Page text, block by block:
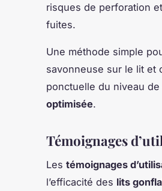
risques de perforation
fuites.
Une méthode simple
savonneuse sur le lit et
ponctuelle du niveau
optimisée.
Témoignages
Les témoignages
l’efficacité des lits